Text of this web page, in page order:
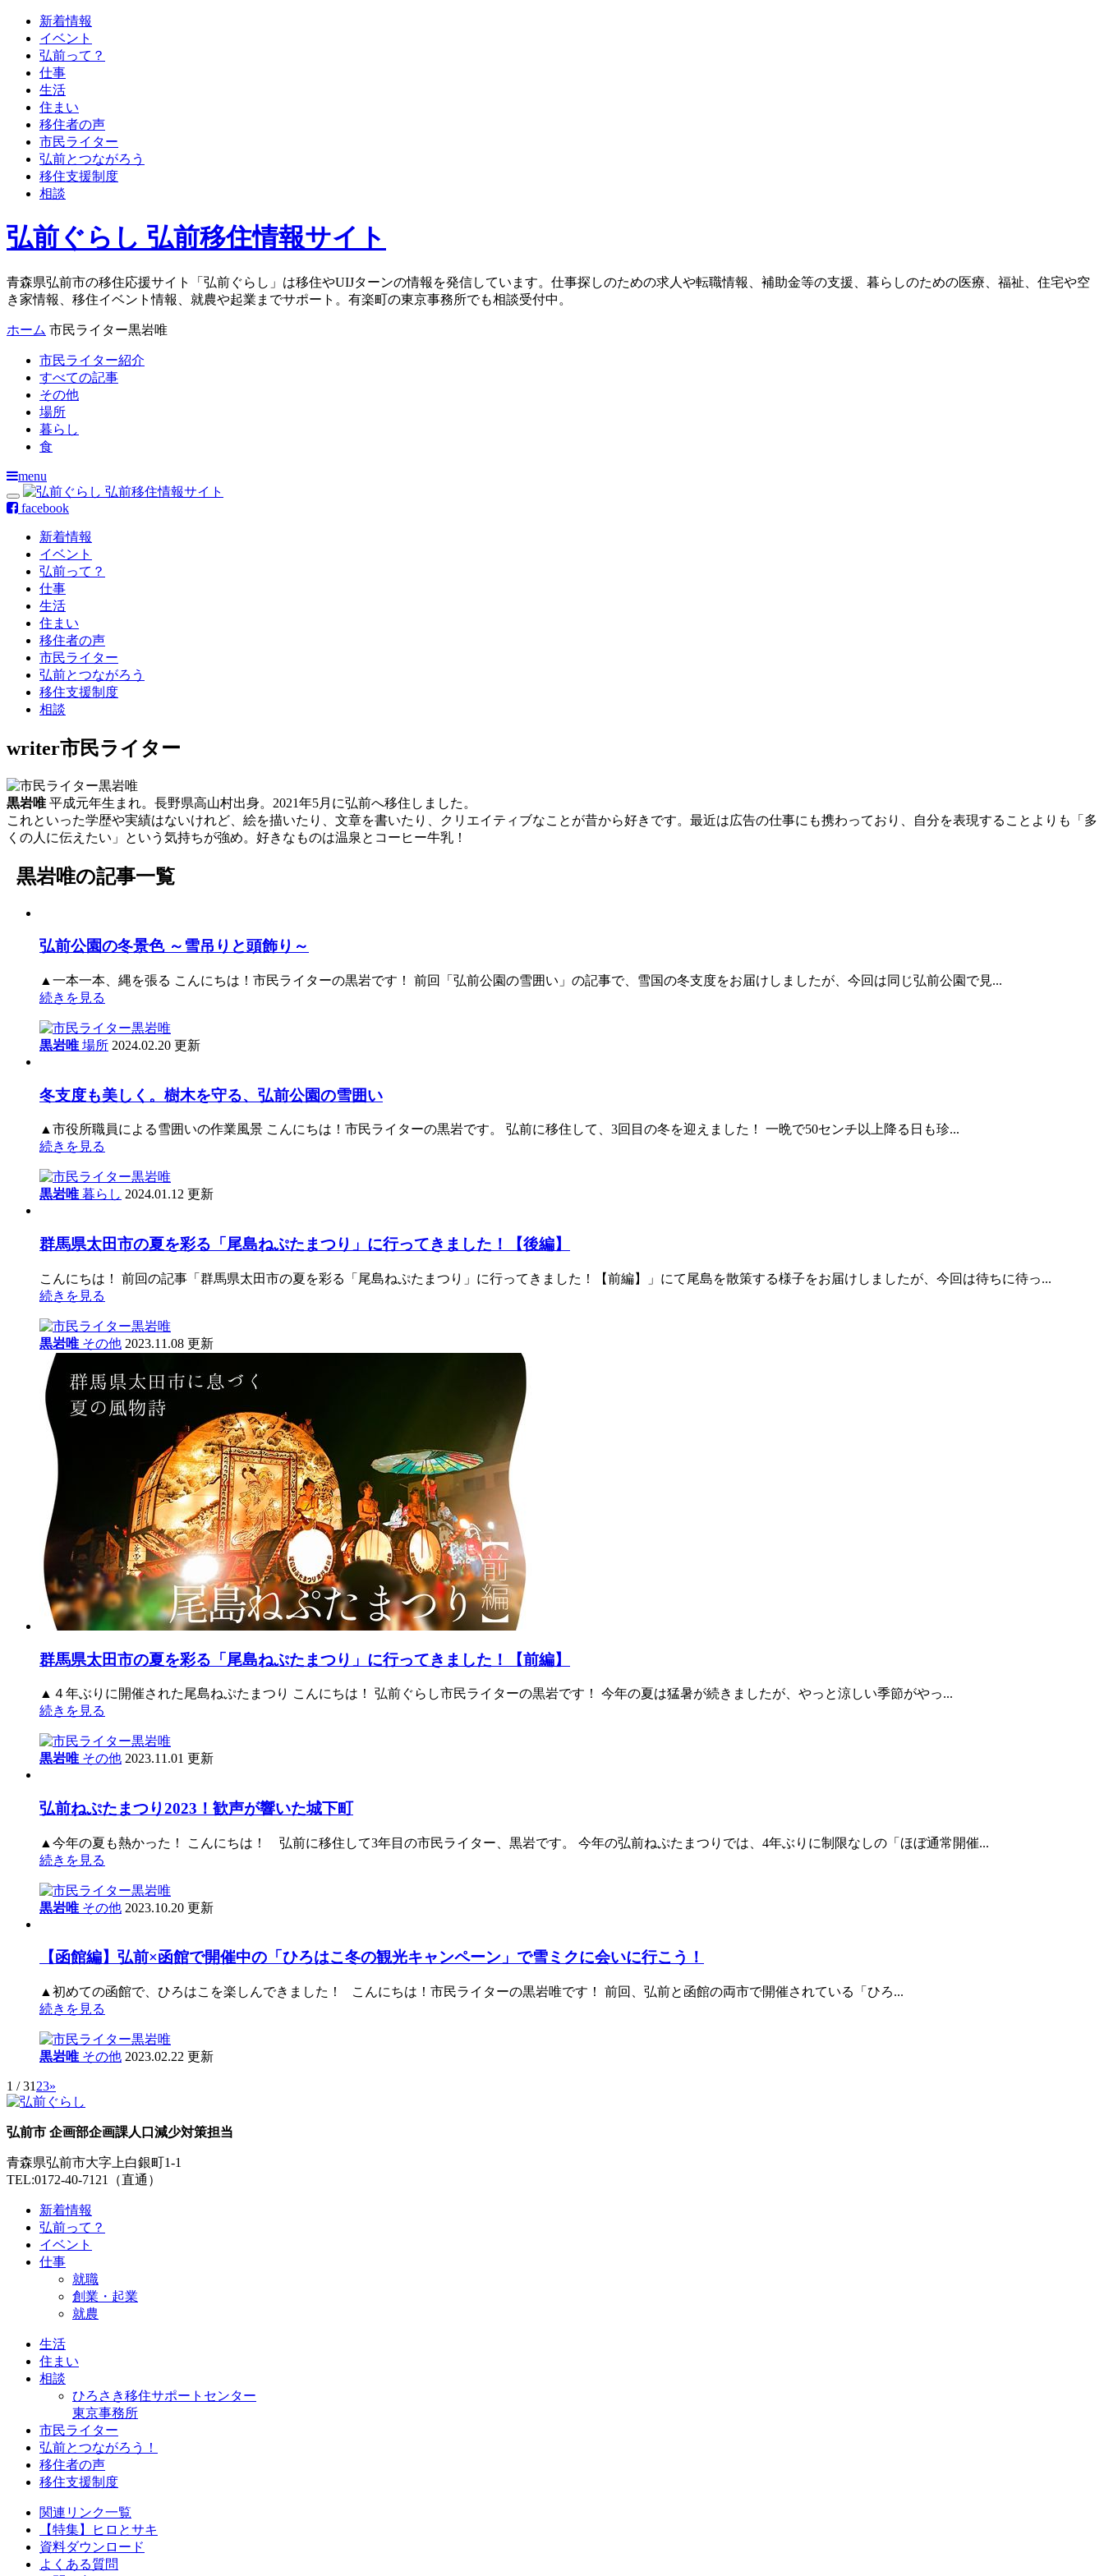
新着情報
イベント
弘前って？
仕事
生活
住まい
移住者の声
市民ライター
弘前とつながろう
移住支援制度
相談
弘前ぐらし 弘前移住情報サイト
青森県弘前市の移住応援サイト「弘前ぐらし」は移住やUIJターンの情報を発信しています。仕事探しのための求人や転職情報、補助金等の支援、暮らしのための医療、福祉、住宅や空
き家情報、移住イベント情報、就農や起業までサポート。有楽町の東京事務所でも相談受付中。
ホーム 市民ライター黒岩唯
市民ライター紹介
すべての記事
その他
場所
暮らし
食
menu
facebook
新着情報
イベント
弘前って？
仕事
生活
住まい
移住者の声
市民ライター
弘前とつながろう
移住支援制度
相談
writer市民ライター
黒岩唯 平成元年生まれ。長野県高山村出身。2021年5月に弘前へ移住しました。
これといった学歴や実績はないけれど、絵を描いたり、文章を書いたり、クリエイティブなことが昔から好きです。最近は広告の仕事にも携わっており、自分を表現することよりも「多
くの人に伝えたい」という気持ちが強め。好きなものは温泉とコーヒー牛乳！
黒岩唯の記事一覧
弘前公園の冬景色 ～雪吊りと頭飾り～
▲一本一本、縄を張る こんにちは！市民ライターの黒岩です！ 前回「弘前公園の雪囲い」の記事で、雪国の冬支度をお届けしましたが、今回は同じ弘前公園で見...
続きを見る
黒岩唯 場所 2024.02.20 更新
冬支度も美しく。樹木を守る、弘前公園の雪囲い
▲市役所職員による雪囲いの作業風景 こんにちは！市民ライターの黒岩です。 弘前に移住して、3回目の冬を迎えました！ 一晩で50センチ以上降る日も珍...
続きを見る
黒岩唯 暮らし 2024.01.12 更新
群馬県太田市の夏を彩る「尾島ねぷたまつり」に行ってきました！【後編】
こんにちは！ 前回の記事「群馬県太田市の夏を彩る「尾島ねぷたまつり」に行ってきました！【前編】」にて尾島を散策する様子をお届けしましたが、今回は待ちに待っ...
続きを見る
黒岩唯 その他 2023.11.08 更新
群馬県太田市の夏を彩る「尾島ねぷたまつり」に行ってきました！【前編】
▲４年ぶりに開催された尾島ねぷたまつり こんにちは！ 弘前ぐらし市民ライターの黒岩です！ 今年の夏は猛暑が続きましたが、やっと涼しい季節がやっ...
続きを見る
黒岩唯 その他 2023.11.01 更新
弘前ねぷたまつり2023！歓声が響いた城下町
▲今年の夏も熱かった！ こんにちは！ 弘前に移住して3年目の市民ライター、黒岩です。 今年の弘前ねぷたまつりでは、4年ぶりに制限なしの「ほぼ通常開催...
続きを見る
黒岩唯 その他 2023.10.20 更新
【函館編】弘前×函館で開催中の「ひろはこ冬の観光キャンペーン」で雪ミクに会いに行こう！
▲初めての函館で、ひろはこを楽しんできました！ こんにちは！市民ライターの黒岩唯です！ 前回、弘前と函館の両市で開催されている「ひろ...
続きを見る
黒岩唯 その他 2023.02.22 更新
1 / 31 23»
弘前市 企画部企画課人口減少対策担当
青森県弘前市大字上白銀町1-1
TEL:0172-40-7121（直通）
新着情報
弘前って？
イベント
仕事
就職
創業・起業
就農
生活
住まい
相談
ひろさき移住サポートセンター
東京事務所
市民ライター
弘前とつながろう！
移住者の声
移住支援制度
関連リンク一覧
【特集】ヒロとサキ
資料ダウンロード
よくある質問